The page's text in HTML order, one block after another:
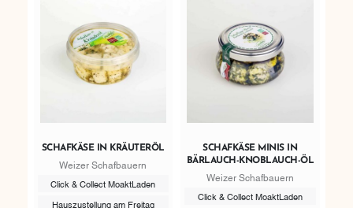
SCHAFKÄSE IN KRÄUTERÖL
Weizer Schafbauern
Click & Collect MoaktLaden
Hauszustellung am Freitag
SCHAFKÄSE MINIS IN
BÄRLAUCH-KNOBLAUCH-ÖL
Weizer Schafbauern
Click & Collect MoaktLaden